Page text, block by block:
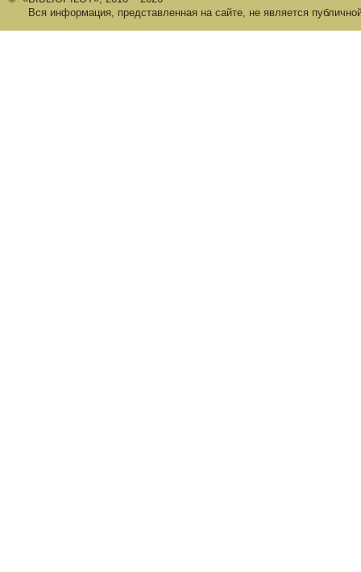
Вся информация, представленная на сайте, не является